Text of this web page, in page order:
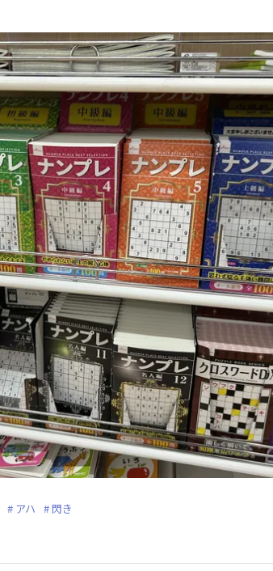
アハ 閃き